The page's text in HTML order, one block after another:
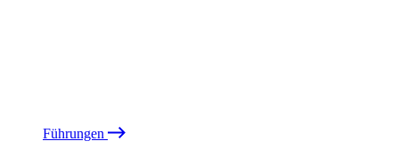
Führungen